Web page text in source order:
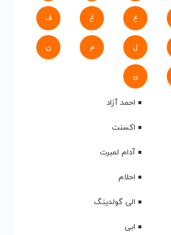
ع غ ف
ل م ن
ی
احمد آزاد
اکسنت
آدام لمبرت
احلام
الی گولدینگ
ابی